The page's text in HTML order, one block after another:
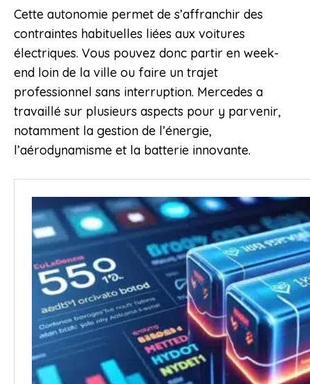
Cette autonomie permet de s’affranchir des
contraintes habituelles liées aux voitures
électriques. Vous pouvez donc partir en week-
end loin de la ville ou faire un trajet
professionnel sans interruption. Mercedes a
travaillé sur plusieurs aspects pour y parvenir,
notamment la gestion de l’énergie,
l’aérodynamisme et la batterie innovante.